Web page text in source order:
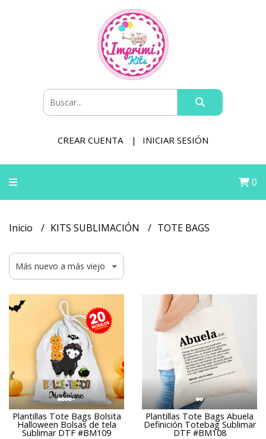
CREAR CUENTA INICIAR SESIÓN
0
Inicio KITS SUBLIMACIÓN TOTE BAGS
Plantillas Tote Bags Bolsita
Halloween Bolsas de tela
Sublimar DTF #BM109
Plantillas Tote Bags Abuela
Definición Totebag Sublimar
DTF #BM108